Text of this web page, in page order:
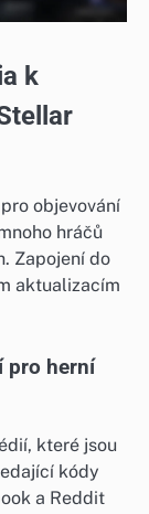
k
objevování
hráčů
Zapojení do
aktualizacím
pro herní
které jsou
kódy
a Reddit